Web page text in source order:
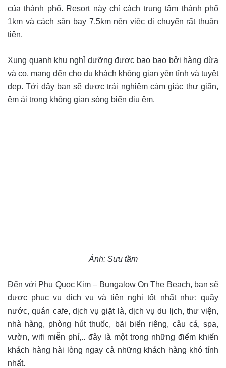
của thành phố. Resort này chỉ cách trung tâm thành phố
1km và cách sân bay 7.5km nên việc di chuyển rất thuận
tiện.
Xung quanh khu nghỉ dưỡng được bao bạo bởi hàng dừa
và cọ, mang đến cho du khách không gian yên tĩnh và tuyệt
đẹp. Tới đây bạn sẽ được trải nghiệm cảm giác thư giãn,
êm ái trong không gian sóng biển dịu êm.
Ảnh: Sưu tầm
Đến với Phu Quoc Kim – Bungalow On The Beach, bạn sẽ
được phục vụ dịch vụ và tiện nghi tốt nhất như: quầy
nước, quán cafe, dịch vụ giặt là, dịch vụ du lịch, thư viện,
nhà hàng, phòng hút thuốc, bãi biển riêng, câu cá, spa,
vườn, wifi miễn phí,.. đây là một trong những điểm khiến
khách hàng hài lòng ngay cả những khách hàng khó tính
nhất.